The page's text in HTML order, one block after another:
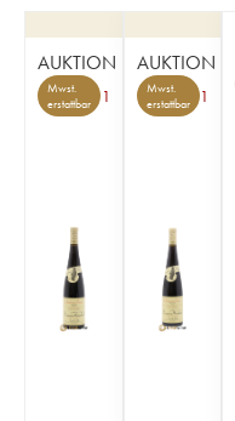
AUKTION
Mwst.
erstattbar
1
AUKTION
Mwst.
erstattbar
1